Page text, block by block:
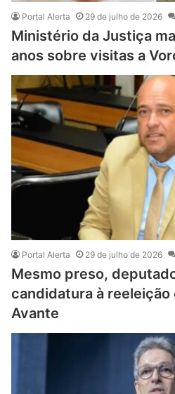
Portal Alerta 29 de julho de 2026
Ministério da Justiça
anos sobre visitas a
Portal Alerta 29 de julho de 2026
Mesmo preso,
candidatura à
Avante